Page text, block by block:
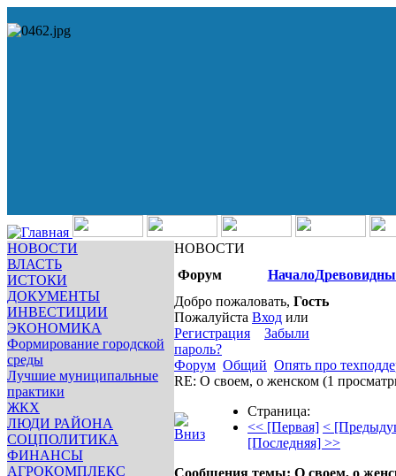
НОВОСТИ
ВЛАСТЬ
ИСТОКИ
ДОКУМЕНТЫ
ИНВЕСТИЦИИ
ЭКОНОМИКА
Формирование городской
среды
Лучшие муниципальные
практики
ЖКХ
ЛЮДИ РАЙОНА
СОЦПОЛИТИКА
ФИНАНСЫ
АГРОКОМПЛЕКС
НОВОСТИ
Форум
Начало
Добро пожаловать, Гость
Пожалуйста Вход или
Регистрация
Забыли
пароль?
Форум Общий Опять про
RE: О своем, о женском (1
Страница:
<< [Первая] <
[Последняя] >>
Сообщения темы: О своем, о